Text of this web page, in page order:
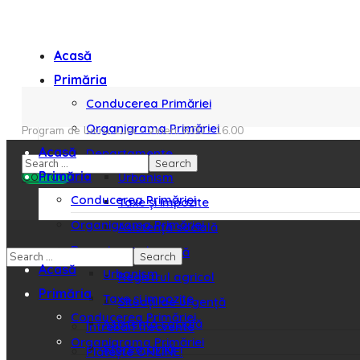
Acasă
Primăria
Conducerea Primăriei
Organigrama Primăriei
Departamente
Urbanism
Taxe și impozite
Asistență socială
Starea civilă
Registrul agricol
Situații de urgență
Întrebări frecvente
Plătește ONLINE!
Contact
Program de lucru: Luni - Vineri: 8.00 - 16.00
Acasă
Primăria
Conducerea Primăriei
Organigrama Primăriei
Departamente
Urbanism
Taxe și impozite
Asistență socială
Starea civilă
Acasă
Primăria
Conducerea Primăriei
Organigrama Primăriei